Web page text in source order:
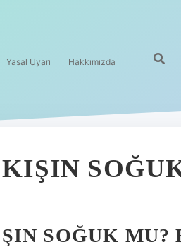
Yasal Uyarı Hakkımızda
SOĞUK MU?